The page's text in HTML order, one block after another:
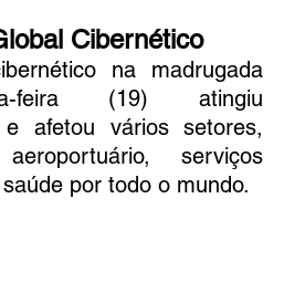
Cibernético
na madrugada
feira (19) atingiu
e afetou vários setores,
serviços
por todo o mundo.